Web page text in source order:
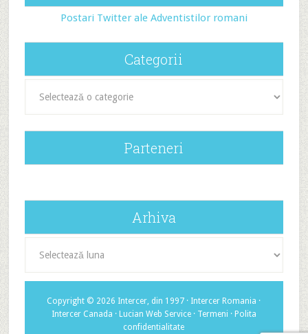
Postari Twitter ale Adventistilor romani
Categorii
Parteneri
Arhiva
Copyright © 2026 Intercer, din 1997 · Intercer Romania ·
Intercer Canada · Lucian Web Service· Termeni · Polita
confidentialitate